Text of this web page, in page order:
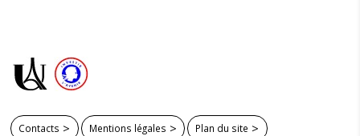
Contacts Mentions légales Plan du site